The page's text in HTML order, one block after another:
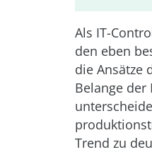
Als IT-
den eben
die Ansätze
Belange der
Trend zu